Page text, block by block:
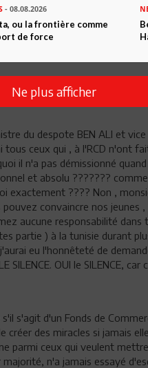
pantin du régime, mais qui
sa famille et ses amis!
du despote BEN ALI et vice
tous ceux qui , à l'RCD n'ont
il n'a pas démissionné quand
et absolu ???????
exactement ???? Non ,
convaincre nos jeunes ,
aucune responsabilité dans
partie ) à la tunisie durant
eu l'honnêteté de
OUI le SILENCE, car
s'agit d'un Fonds de
créer des miracles si jamais
parmi ceux qui veulent
n'a jamais essayé
- 08.08.2026
ou la frontière comme
de force
Ne plus afficher